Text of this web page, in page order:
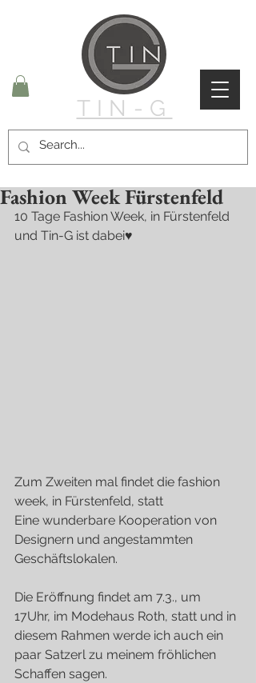
TIN-G
Fashion Week Fürstenfeld
10 Tage Fashion Week, in Fürstenfeld
und Tin-G ist dabei♥
Zum Zweiten mal findet die fashion
week, in Fürstenfeld, statt
Eine wunderbare Kooperation von
Designern und angestammten
Geschäftslokalen.
Die Eröffnung findet am 7.3., um
17Uhr, im Modehaus Roth, statt und in
diesem Rahmen werde ich auch ein
paar Satzerl zu meinem fröhlichen
Schaffen sagen.